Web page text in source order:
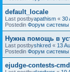
default_locale
Last postbyapathism « 30
Postedin Форум системы
Нужна помощь в
Last postbyshkred « 13
Postedin Форум системы
ejudge-contests-cmd